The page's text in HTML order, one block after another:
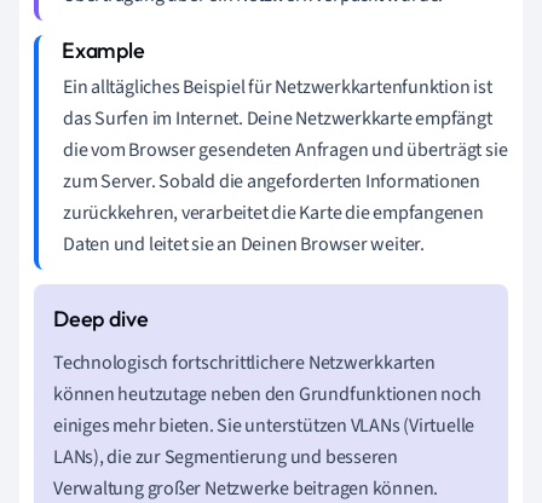
Ein alltägliches Beispiel für Netzwerkkartenfunktion ist
das Surfen im Internet. Deine Netzwerkkarte empfängt
die vom Browser gesendeten Anfragen und überträgt sie
zum Server. Sobald die angeforderten Informationen
zurückkehren, verarbeitet die Karte die empfangenen
Daten und leitet sie an Deinen Browser weiter.
Technologisch fortschrittlichere Netzwerkkarten
können heutzutage neben den Grundfunktionen noch
einiges mehr bieten. Sie unterstützen VLANs (Virtuelle
LANs), die zur Segmentierung und besseren
Verwaltung großer Netzwerke beitragen können.